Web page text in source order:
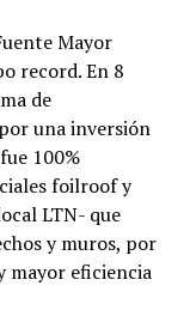
Mayor
record. En 8
de
una inversión
100%
foilroof y
LTN- que
y muros, por
mayor eficiencia